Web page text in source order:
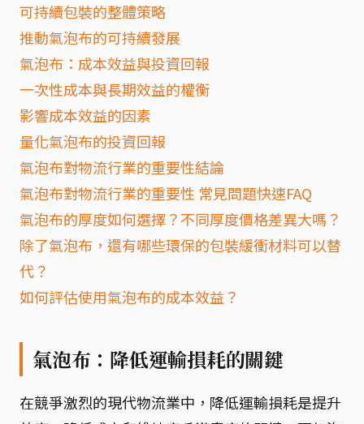
可持續包裝的整體策略
推動氣泡布的可持續發展
氣泡布：成本效益與投資回報
一次性成本與長期效益的權衡
影響成本效益的因素
量化氣泡布的投資回報
氣泡布對物流行業的重要性結論
氣泡布對物流行業的重要性 常見問題快速FAQ
氣泡布的厚度如何選擇？不同厚度價格差異大嗎？
除了氣泡布，還有哪些環保的包裝緩衝材料可以替
代？
如何評估使用氣泡布的成本效益？
氣泡布：降低運輸損耗的關鍵
在競爭激烈的現代物流業中，降低運輸損耗是提升